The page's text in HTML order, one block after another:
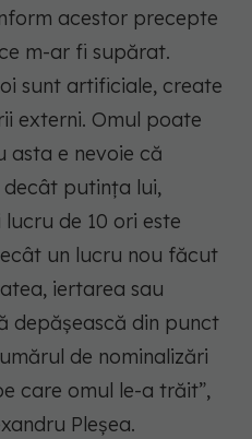
acestor precepte
m-ar fi supărat.
sunt artificiale, create
externi. Omul poate
asta e nevoie că
putința lui,
de 10 ori este
un lucru nou făcut
iertarea sau
depășească din punct
de nominalizări
care omul le-a trăit”,
Pleșea.